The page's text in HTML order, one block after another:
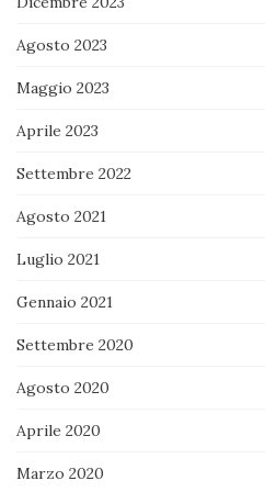
Agosto 2023
Maggio 2023
Aprile 2023
Settembre 2022
Agosto 2021
Luglio 2021
Gennaio 2021
Settembre 2020
Agosto 2020
Aprile 2020
Marzo 2020